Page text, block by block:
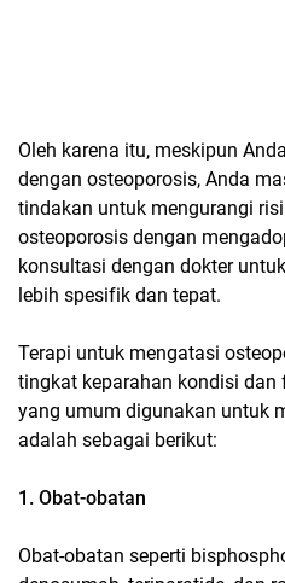
Oleh karena itu, meskipun
dengan osteoporosis, Anda
tindakan untuk mengurangi
osteoporosis dengan
konsultasi dengan dokter
lebih spesifik dan tepat.
Terapi untuk mengatasi
tingkat keparahan kondisi
yang umum digunakan untuk
adalah sebagai berikut:
1. Obat-obatan
Obat-obatan seperti